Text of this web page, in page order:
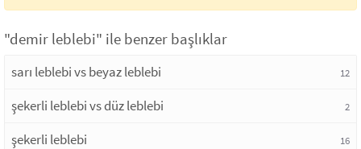
"demir leblebi" ile benzer başlıklar
sarı leblebi vs beyaz leblebi 12
şekerli leblebi vs düz leblebi 2
şekerli leblebi 16